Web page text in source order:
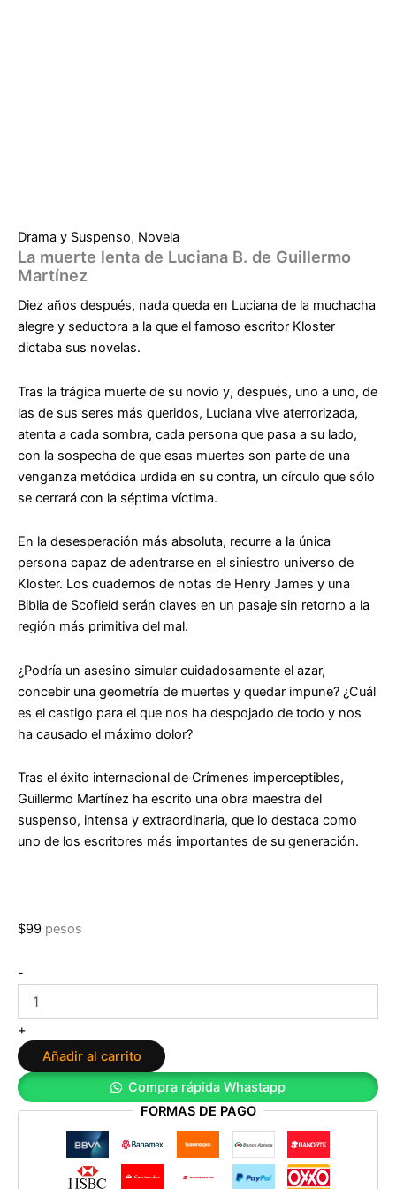
Drama y Suspenso, Novela
La muerte lenta de Luciana B. de Guillermo
Martínez
Diez años después, nada queda en Luciana de la muchacha
alegre y seductora a la que el famoso escritor Kloster
dictaba sus novelas.
Tras la trágica muerte de su novio y, después, uno a uno, de
las de sus seres más queridos, Luciana vive aterrorizada,
atenta a cada sombra, cada persona que pasa a su lado,
con la sospecha de que esas muertes son parte de una
venganza metódica urdida en su contra, un círculo que sólo
se cerrará con la séptima víctima.
En la desesperación más absoluta, recurre a la única
persona capaz de adentrarse en el siniestro universo de
Kloster. Los cuadernos de notas de Henry James y una
Biblia de Scofield serán claves en un pasaje sin retorno a la
región más primitiva del mal.
¿Podría un asesino simular cuidadosamente el azar,
concebir una geometría de muertes y quedar impune? ¿Cuál
es el castigo para el que nos ha despojado de todo y nos
ha causado el máximo dolor?
Tras el éxito internacional de Crímenes imperceptibles,
Guillermo Martínez ha escrito una obra maestra del
suspenso, intensa y extraordinaria, que lo destaca como
uno de los escritores más importantes de su generación.
$99 pesos
-
muerte
lenta
de
Luciana
de
Martínez
cantidad
+
Añadir al carrito
Compra rápida Whastapp
FORMAS DE PAGO